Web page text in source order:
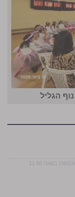
הגליל